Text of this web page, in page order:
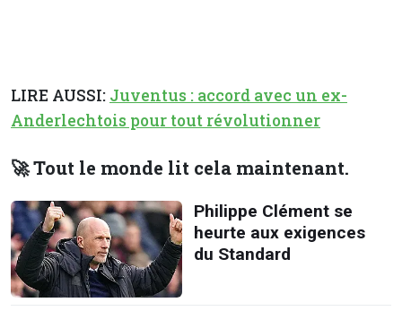
LIRE AUSSI: Juventus : accord avec un ex-
Anderlechtois pour tout révolutionner
🚀 Tout le monde lit cela maintenant.
Philippe Clément se
heurte aux exigences
du Standard